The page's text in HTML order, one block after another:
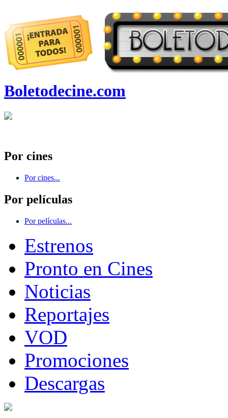
Boletodecine.com
Por cines
Por cines...
Por películas
Por películas...
Estrenos
Pronto en Cines
Noticias
Reportajes
VOD
Promociones
Descargas